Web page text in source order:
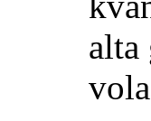
alta